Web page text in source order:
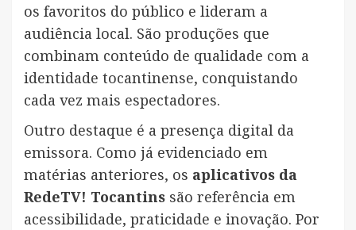
os favoritos do público e lideram a
audiência local. São produções que
combinam conteúdo de qualidade com a
identidade tocantinense, conquistando
cada vez mais espectadores.
Outro destaque é a presença digital da
emissora. Como já evidenciado em
matérias anteriores, os aplicativos da
RedeTV! Tocantins são referência em
acessibilidade, praticidade e inovação. Por